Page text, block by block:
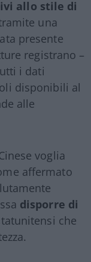
allo stile di
una
presente
registrano –
i dati
disponibili al
alle
voglia
affermato
disporre di
che